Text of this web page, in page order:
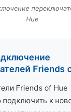
Hue
Friends
Friends of Hue
подключить к